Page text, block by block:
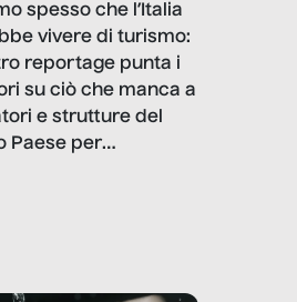
spesso che l’Italia
vivere di turismo:
reportage punta i
su ciò che manca a
e strutture del
Paese per